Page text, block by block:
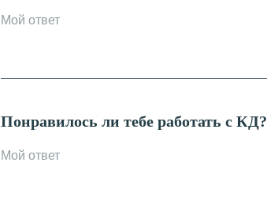
Понравилось ли тебе работать с КД?